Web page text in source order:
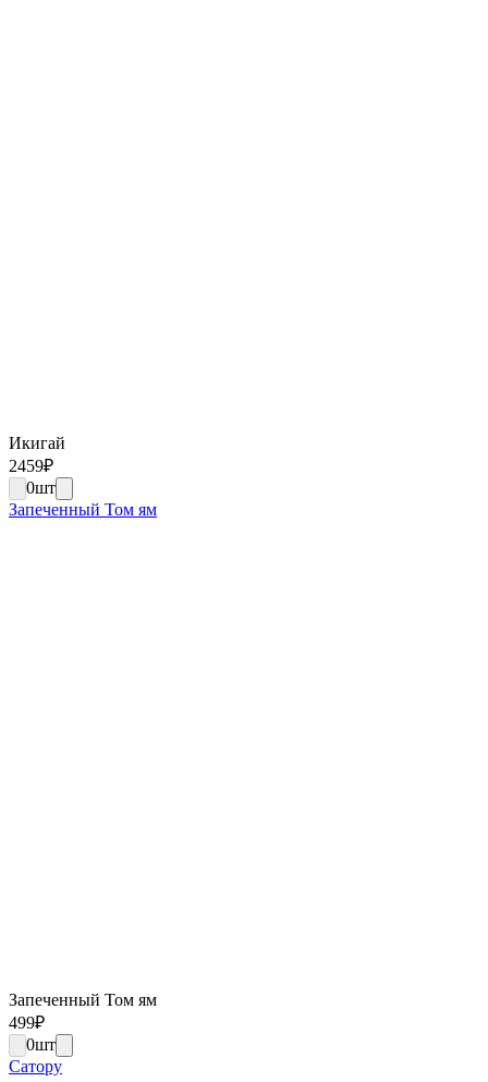
Икигай
2459₽
0шт
Запеченный Том ям
Запеченный Том ям
499₽
0шт
Сатору